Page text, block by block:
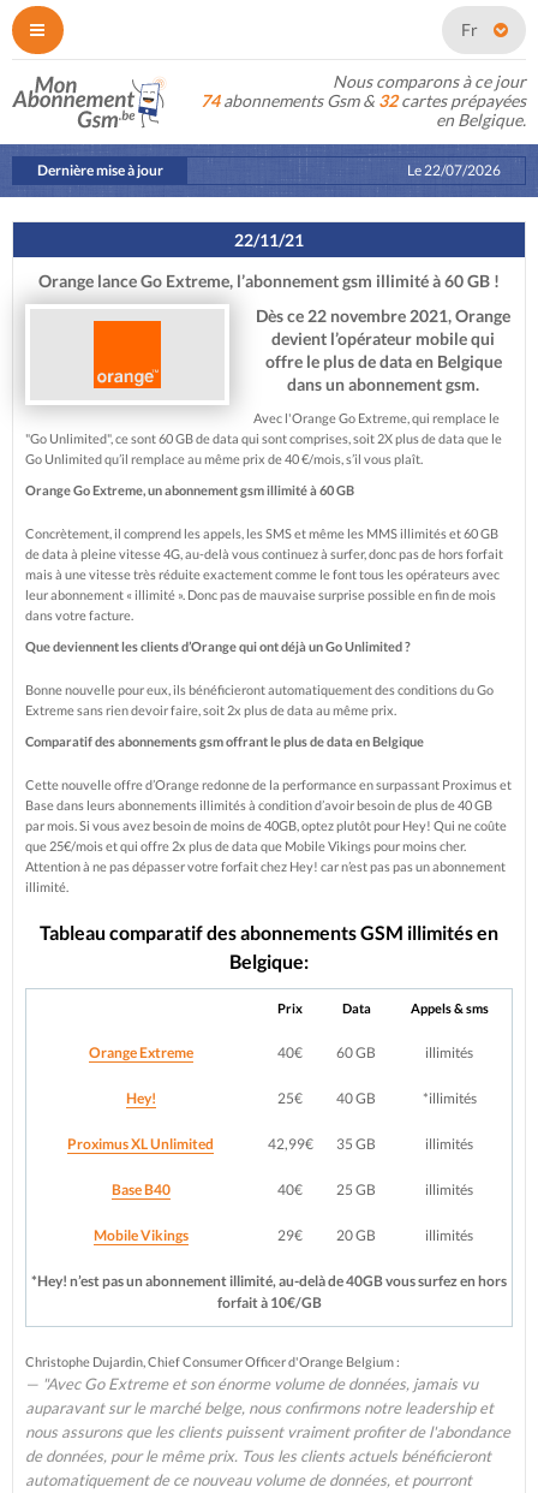
Fr
Nous comparons à ce jour
74abonnements Gsm & 32cartes prépayées
en Belgique.
Dernière mise à jour Le22/07/2026
22/11/21
Orange lance Go Extreme, l’abonnement gsm illimité à 60 GB !
Dès ce 22 novembre 2021, Orange
devient l’opérateur mobile qui
offre le plus de data en Belgique
dans un abonnement gsm.
Avec l'Orange Go Extreme, qui remplace le
"Go Unlimited", ce sont 60 GB de data qui sont comprises, soit 2X plus de data que le
Go Unlimited qu’il remplace au même prix de 40 €/mois, s’il vous plaît.
Orange Go Extreme, un abonnement gsm illimité à 60 GB
Concrètement, il comprend les appels, les SMS et même les MMS illimités et 60 GB
de data à pleine vitesse 4G, au-delà vous continuez à surfer, donc pas de hors forfait
mais à une vitesse très réduite exactement comme le font tous les opérateurs avec
leur abonnement « illimité ». Donc pas de mauvaise surprise possible en fin de mois
dans votre facture.
Que deviennent les clients d’Orange qui ont déjà un Go Unlimited ?
Bonne nouvelle pour eux, ils bénéficieront automatiquement des conditions du Go
Extreme sans rien devoir faire, soit 2x plus de data au même prix.
Comparatif des abonnements gsm offrant le plus de data en Belgique
Cette nouvelle offre d’Orange redonne de la performance en surpassant Proximus et
Base dans leurs abonnements illimités à condition d’avoir besoin de plus de 40 GB
par mois. Si vous avez besoin de moins de 40GB, optez plutôt pour Hey! Qui ne coûte
que 25€/mois et qui offre 2x plus de data que Mobile Vikings pour moins cher.
Attention à ne pas dépasser votre forfait chez Hey! car n’est pas pas un abonnement
illimité.
Tableau comparatif des abonnements GSM illimités en
Belgique:
Prix Data Appels & sms
Orange Extreme 40€ 60 GB illimités
Hey! 25€ 40 GB *illimités
Proximus XL Unlimited 42,99€ 35 GB illimités
Base B40 40€ 25 GB illimités
Mobile Vikings 29€ 20 GB illimités
*Hey! n’est pas un abonnement illimité, au-delà de 40GB vous surfez en hors
forfait à 10€/GB
Christophe Dujardin, Chief Consumer Officer d'Orange Belgium :
"Avec Go Extreme et son énorme volume de données, jamais vu
auparavant sur le marché belge, nous confirmons notre leadership et
nous assurons que les clients puissent vraiment profiter de l'abondance
de données, pour le même prix. Tous les clients actuels bénéficieront
automatiquement de ce nouveau volume de données, et pourront